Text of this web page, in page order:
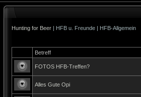
Hunting for Beer | HFB u. Freunde | HFB-Allgemein
Betreff
FOTOS HFB-Treffen?
Alles Gute Opi